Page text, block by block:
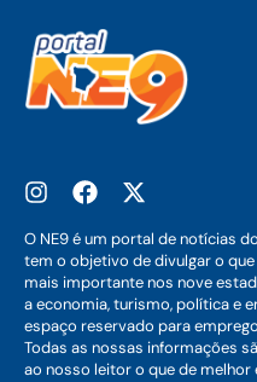
O NE9 é um portal de notícias
tem o objetivo de divulgar o
mais importante nos nove
a economia, turismo, política e
espaço reservado para
Todas as nossas informações
ao nosso leitor o que de